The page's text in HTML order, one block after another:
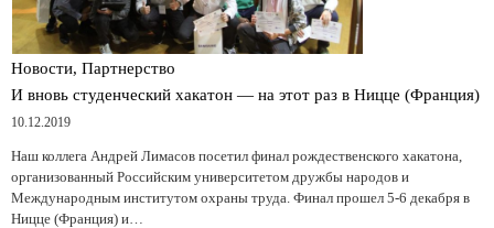
Новости, Партнерство
И вновь студенческий хакатон — на этот раз в Ницце (Франция)
10.12.2019
Наш коллега Андрей Лимасов посетил финал рождественского хакатона,
организованный Российским университетом дружбы народов и
Международным институтом охраны труда. Финал прошел 5-6 декабря в
Ницце (Франция) и…